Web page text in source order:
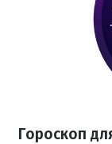
Гороскоп